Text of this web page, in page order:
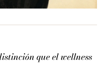
que el wellness